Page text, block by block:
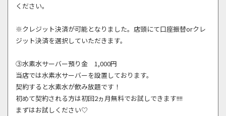
ください。
※クレジット決済が可能となりました。店頭にて口座振替orクレ
ジット決済を選択していただきます。
③水素水サーバー預り金 1,000円
当店では水素水サーバーを設置しております。
契約すると水素水が飲み放題です！
初めて契約される方は初回2ヵ月無料でお試しできます!!!!
まずはお試しください♡